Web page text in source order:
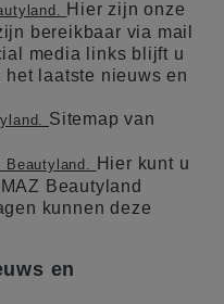
Hier zijn onze
bereikbaar via mail
media links blijft u
laatste nieuws en
Sitemap van
Beautyland.
Hier kunt u
Beautyland
kunnen deze
en